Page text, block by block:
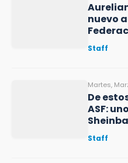
nuevo
Staff
Martes,
De
ASF:
Staff